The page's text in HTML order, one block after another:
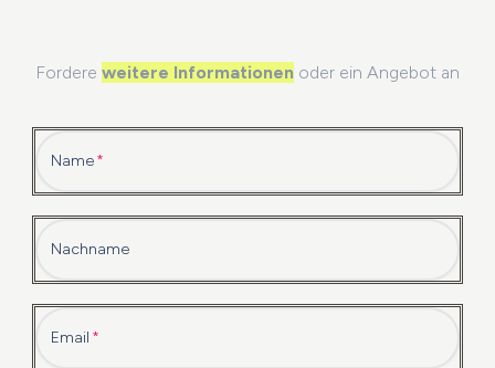
Fordere weitere Informationen oder ein Angebot an
Name
Nachname
Email